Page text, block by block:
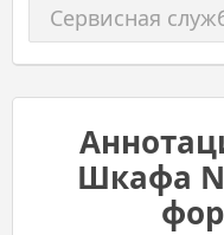
Сервисная
Шкафа